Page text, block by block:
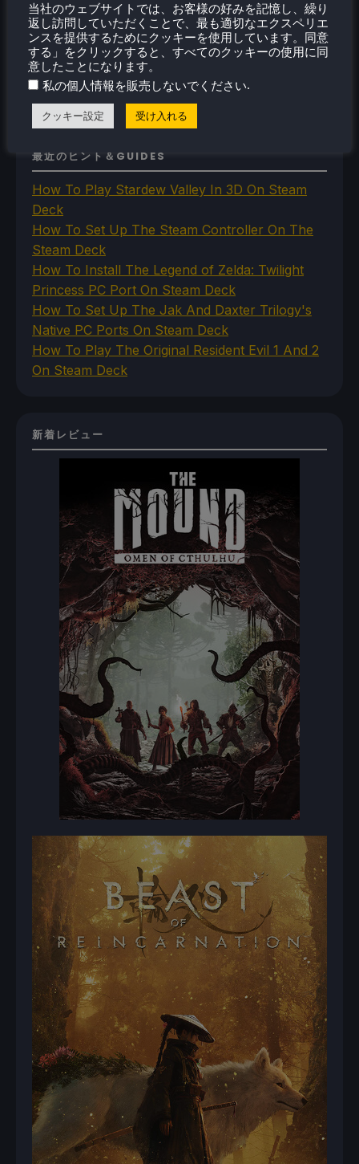
Steam Machine
SteamOS
The Unsupported Report
Uncategorized
Uncategorized
VR
最近のヒント＆GUIDES
How To Play Stardew Valley In 3D On Steam
Deck
How To Set Up The Steam Controller On The
Steam Deck
How To Install The Legend of Zelda: Twilight
Princess PC Port On Steam Deck
How To Set Up The Jak And Daxter Trilogy's
Native PC Ports On Steam Deck
How To Play The Original Resident Evil 1 And 2
On Steam Deck
新着レビュー
当社のウェブサイトでは、お客様の好みを記憶し、繰り
返し訪問していただくことで、最も適切なエクスペリエ
ンスを提供するためにクッキーを使用しています。同意
する」をクリックすると、すべてのクッキーの使用に同
意したことになります。
私の個人情報を販売しないでください.
クッキー設定 受け入れる